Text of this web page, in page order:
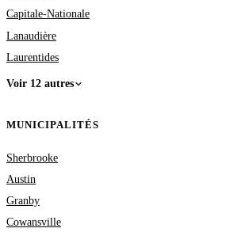
Capitale-Nationale
Lanaudière
Laurentides
Voir 12 autres
MUNICIPALITÉS
Sherbrooke
Austin
Granby
Cowansville